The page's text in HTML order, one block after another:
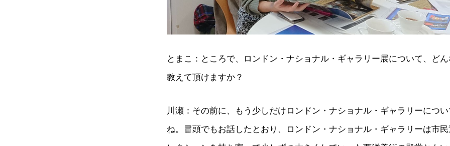
とまこ：ところで、ロンドン・ナショナル・ギャラリー展について、ど
教えて頂けますか？
川瀬：その前に、もう少しだけロンドン・ナショナル・ギャラリーにつ
ね。冒頭でもお話したとおり、ロンドン・ナショナル・ギャラリーは市